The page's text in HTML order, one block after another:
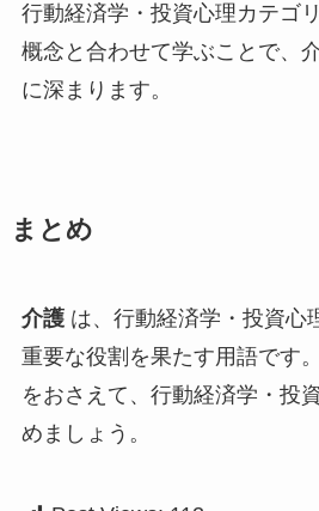
行動経済学・投資心理カテゴ
概念と合わせて学ぶことで、
に深まります。
まとめ
介護は、行動経済学・投資心
重要な役割を果たす用語です
をおさえて、行動経済学・投
めましょう。